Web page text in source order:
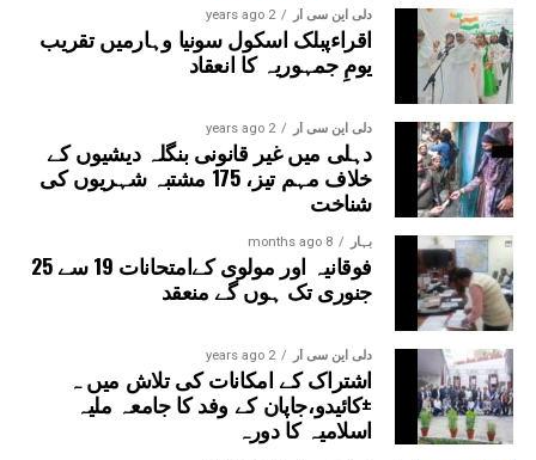
دلی این سی آر 2 years ago
اقراءپبلک اسکول سونیا وہارمیں تقریب
یومِ جمہوریہ کا انعقاد
دلی این سی آر 2 years ago
دہلی میں غیر قانونی بنگلہ دیشیوں کے
خلاف مہم تیز، 175 مشتبہ شہریوں کی
شناخت
بہار 8 months ago
فوقانیہ اور مولوی کےامتحانات 19 سے 25
جنوری تک ہوں گے منعقد
دلی این سی آر 2 years ago
اشتراک کے امکانات کی تلاش میں ہ
±کائیدو،جاپان کے وفد کا جامعہ ملیہ
اسلامیہ کا دورہ